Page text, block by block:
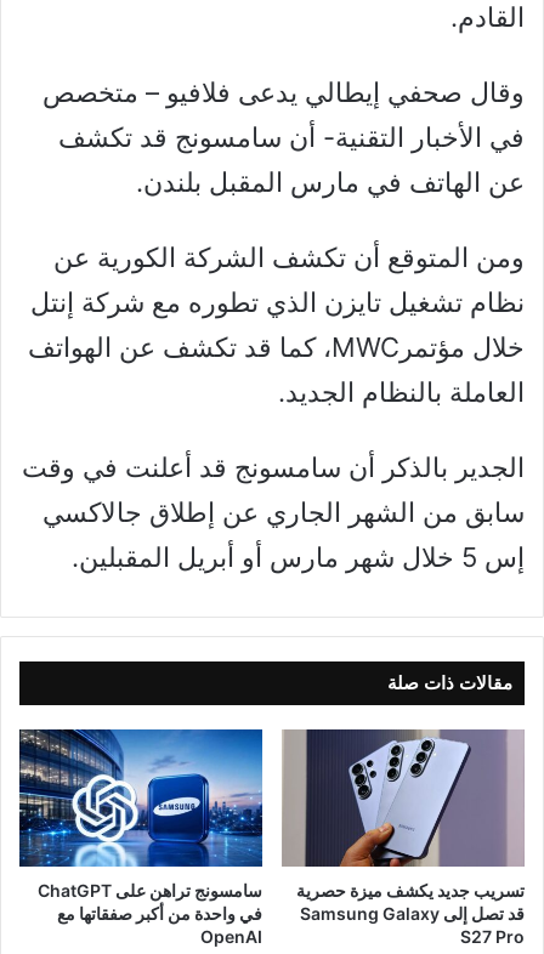
القادم.
وقال صحفي إيطالي يدعى فلافيو – متخصص
في الأخبار التقنية- أن سامسونج قد تكشف
عن الهاتف في مارس المقبل بلندن.
ومن المتوقع أن تكشف الشركة الكورية عن
نظام تشغيل تايزن الذي تطوره مع شركة إنتل
خلال مؤتمرMWC، كما قد تكشف عن الهواتف
العاملة بالنظام الجديد.
الجدير بالذكر أن سامسونج قد أعلنت في وقت
سابق من الشهر الجاري عن إطلاق جالاكسي
إس 5 خلال شهر مارس أو أبريل المقبلين.
مقالات ذات صلة
تسريب جديد يكشف ميزة حصرية
قد تصل إلى Samsung Galaxy
S27 Pro
سامسونج تراهن على ChatGPT
في واحدة من أكبر صفقاتها مع
OpenAI